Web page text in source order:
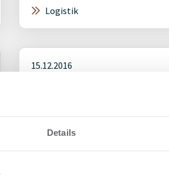
Details
Logistik
15.12.2016